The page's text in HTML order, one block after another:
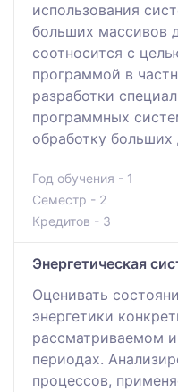
использования
больших массивов
соотносится с
программой в
разработки
программных
обработку больших
Год обучения - 1
Семестр - 2
Кредитов - 3
Энергетическая
Оценивать
энергетики
рассматриваемом
периодах.
процессов,